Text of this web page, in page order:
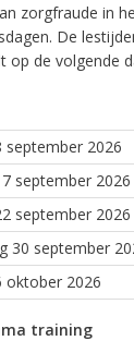
zorgfraude in
De
op de volgende
september 2026
september 2026
september 2026
30 september
oktober 2026
training